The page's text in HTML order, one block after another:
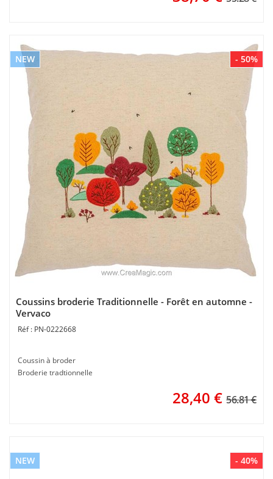
- 50%
NEW
Coussins broderie Traditionnelle - Forêt en automne -
Vervaco
PN-0222668
Coussin à broder
Broderie tradtionnelle
28,40 € 56.81 €
- 40%
NEW